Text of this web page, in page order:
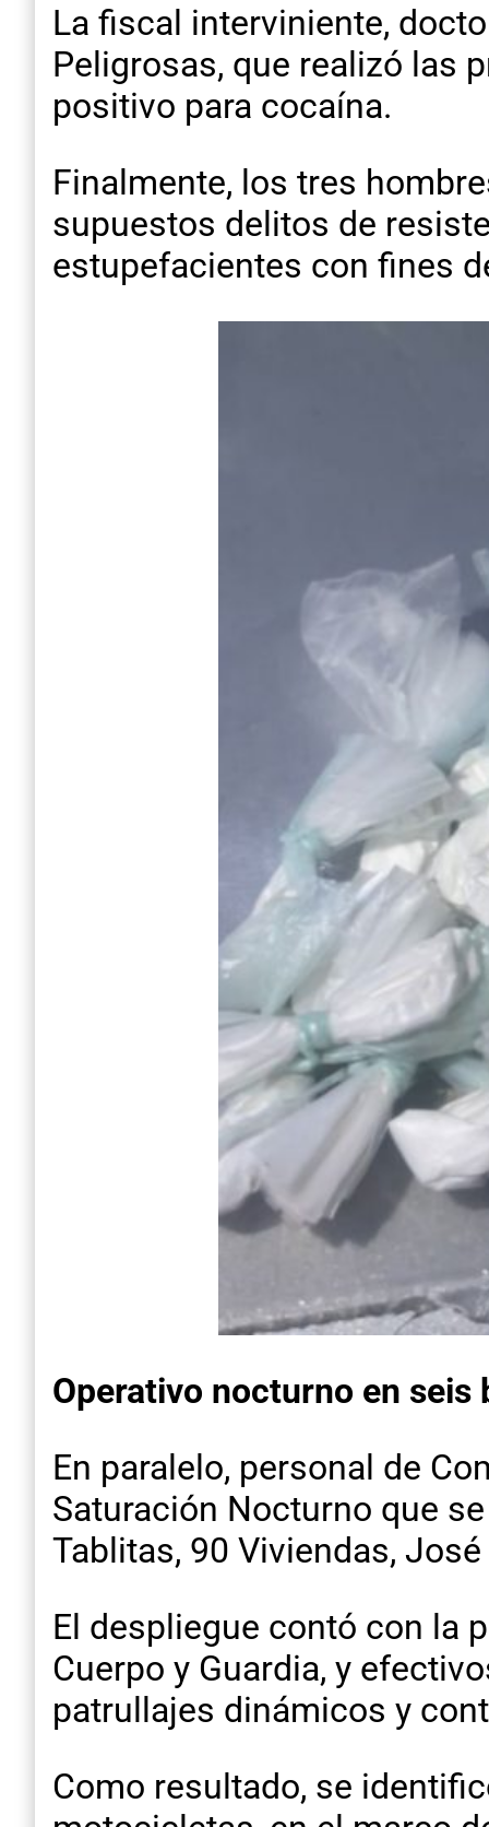
La fiscal interviniente,
Peligrosas, que realizó las
positivo para cocaína.
Finalmente, los tres
supuestos delitos de
estupefacientes con fines
Operativo nocturno en seis
En paralelo, personal de
Saturación Nocturno que
Tablitas, 90 Viviendas,
El despliegue contó con la
Cuerpo y Guardia, y
patrullajes dinámicos y
Como resultado, se